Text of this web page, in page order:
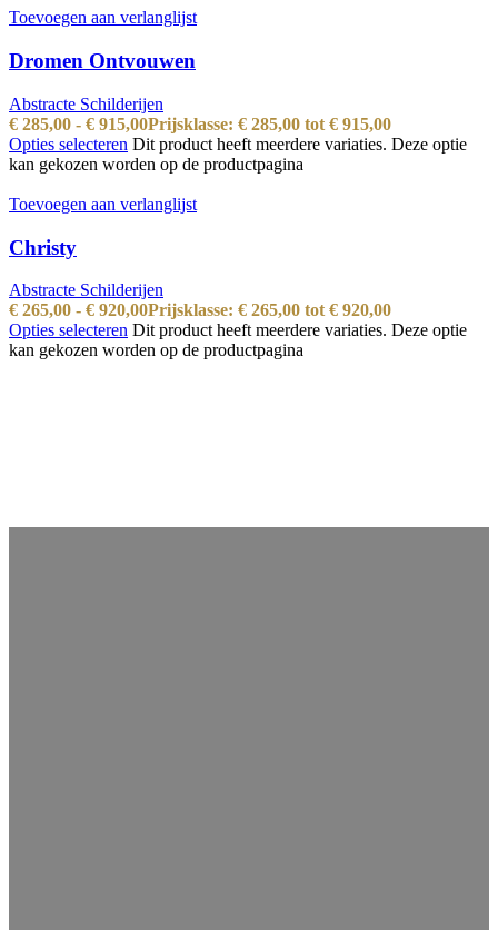
Toevoegen aan verlanglijst
Dromen Ontvouwen
Abstracte Schilderijen
€ 285,00 - € 915,00Prijsklasse: € 285,00 tot € 915,00
Opties selecteren Dit product heeft meerdere variaties. Deze optie
kan gekozen worden op de productpagina
Toevoegen aan verlanglijst
Christy
Abstracte Schilderijen
€ 265,00 - € 920,00Prijsklasse: € 265,00 tot € 920,00
Opties selecteren Dit product heeft meerdere variaties. Deze optie
kan gekozen worden op de productpagina